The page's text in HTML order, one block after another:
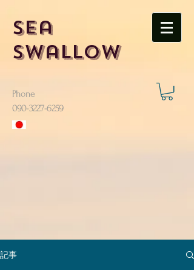
Sea
Swallow
Phone
​090-3227-6259
記事